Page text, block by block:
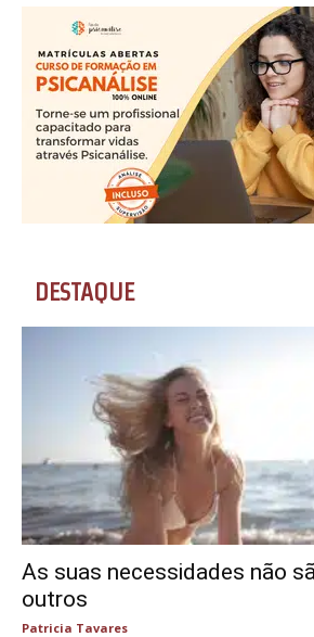
DESTAQUE
As suas necessidades não
outros
Patricia Tavares